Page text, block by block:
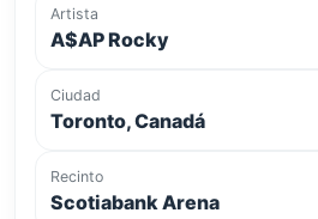
Artista
A$AP Rocky
Ciudad
Toronto, Canadá
Recinto
Scotiabank Arena